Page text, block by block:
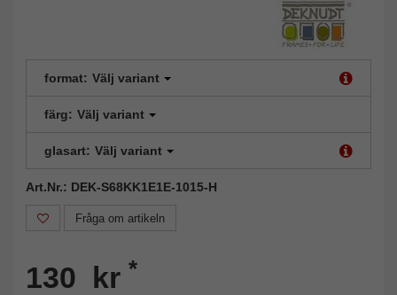
format: Välj variant
färg: Välj variant
glasart: Välj variant
Art.Nr.: DEK-S68KK1E1E-1015-H
Fråga om artikeln
130 kr *